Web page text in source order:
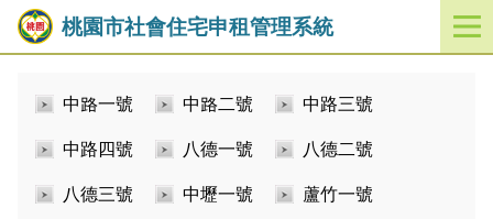
桃園市社會住宅申租管理系統
開
啟
中路一號 中路二號 中路三號
中路四號 八德一號 八德二號
八德三號 中壢一號 蘆竹一號